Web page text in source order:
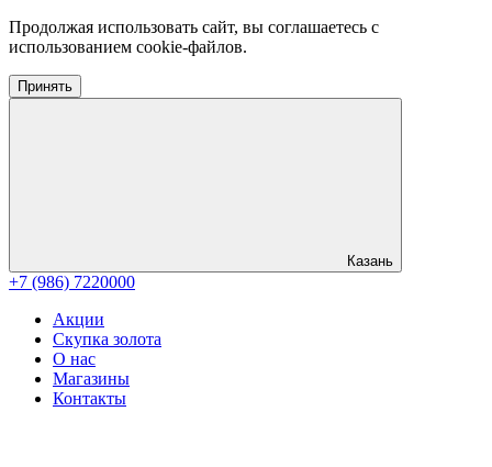
Продолжая использовать сайт, вы соглашаетесь с
использованием cookie-файлов.
Принять
Казань
+7 (986) 7220000
Акции
Скупка золота
О нас
Магазины
Контакты